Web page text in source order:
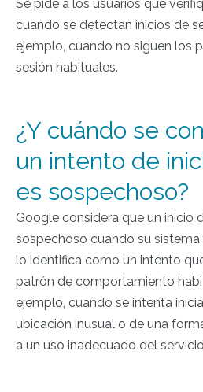
Se pide a los usuarios que
cuando se detectan inicios de
ejemplo, cuando no siguen los
sesión habituales.
¿Y cuándo se
un intento de
es sospechoso?
Google considera que un inicio
sospechoso cuando su sistema
lo identifica como un intento
patrón de comportamiento
ejemplo, cuando se intenta
ubicación inusual o de una
a un uso inadecuado del